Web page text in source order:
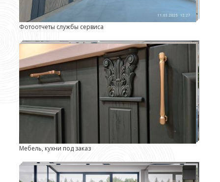
Фотоотчеты службы сервиса
Мебель, кухни под заказ